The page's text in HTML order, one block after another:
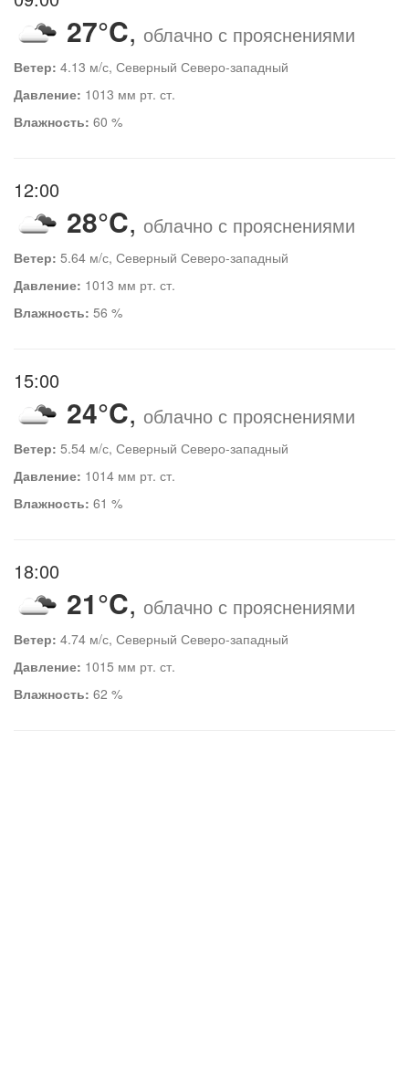
27°C, облачно с прояснениями
Ветер: 4.13 м/с, Северный Северо-западный
Давление: 1013 мм рт. ст.
Влажность: 60 %
12:00
28°C, облачно с прояснениями
Ветер: 5.64 м/с, Северный Северо-западный
Давление: 1013 мм рт. ст.
Влажность: 56 %
15:00
24°C, облачно с прояснениями
Ветер: 5.54 м/с, Северный Северо-западный
Давление: 1014 мм рт. ст.
Влажность: 61 %
18:00
21°C, облачно с прояснениями
Ветер: 4.74 м/с, Северный Северо-западный
Давление: 1015 мм рт. ст.
Влажность: 62 %